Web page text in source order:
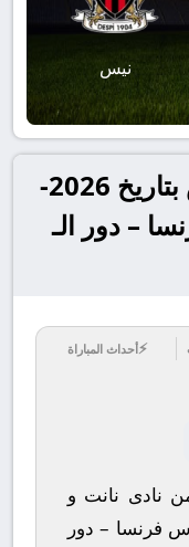
نيس
تفاصيل مباراة نانت و نيس بتاريخ 2026-
– دور الـ
⚡أحداث المباراة
2026-01-11 كلا من نادى نانت و
فرنسا – دور